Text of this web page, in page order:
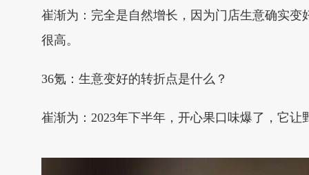
崔渐为：完全是自然增长，因为门店生意确实
很高。
36氪：生意变好的转折点是什么？
崔渐为：2023年下半年，开心果口味爆了，它